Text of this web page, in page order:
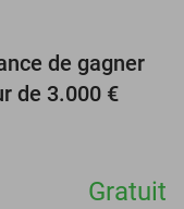
de gagner
de 3.000 €
Gratuit